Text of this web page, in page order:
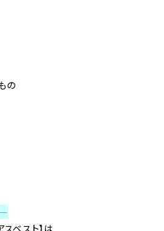
の
ベスト】は